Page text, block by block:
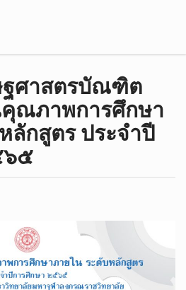
ฐศาสตรบัณฑิต
คุณภาพการศึกษา
ลักสูตร ประจำปี
๖๕